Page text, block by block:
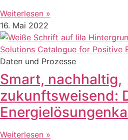
Weiterlesen »
16. Mai 2022
Daten und Prozesse
Smart, nachhaltig,
zukunftsweisend:
Weiterlesen »